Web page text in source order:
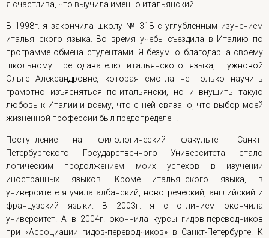
я счастлива, что выучила именно итальянский.
В 1998г. я закончила школу № 318 с углубленным изучением
итальянского языка. Во время учебы съездила в Италию по
программе обмена студентами. Я безумно благодарна своему
школьному преподавателю итальянского языка, Нужновой
Ольге Александровне, которая смогла не только научить
грамотно изъясняться по-итальянски, но и внушить такую
любовь к Италии и всему, что с ней связано, что выбор моей
жизненной профессии был предопределён.
Поступление на филологический факультет Санкт-
Петербургского Государственного Университета стало
логическим продолжением моих успехов в изучении
иностранных языков. Кроме итальянского языка, в
университете я учила албанский, новогреческий, английский и
французский языки. В 2003г. я с отличием окончила
университет. А в 2004г. окончила курсы гидов-переводчиков
при «Ассоциации гидов-переводчиков» в Санкт-Петербурге. К